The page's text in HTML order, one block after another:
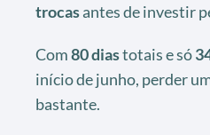
trocasantes de investir
Com80 diastotais e só
início de junho, perder
bastante.